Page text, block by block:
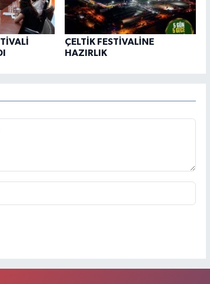
ÇELTİK FESTİVALİNE
HAZIRLIK